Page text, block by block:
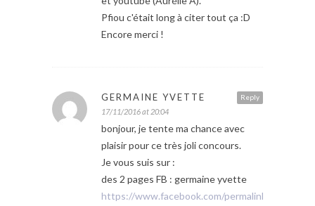
Pfiou c'était long à citer tout ça :D
Encore merci !
Reply
GERMAINE YVETTE
17/11/2016 at 20:04
bonjour, je tente ma chance avec
plaisir pour ce très joli concours.
Je vous suis sur :
des 2 pages FB : germaine yvette
https://www.facebook.com/permalink.php?